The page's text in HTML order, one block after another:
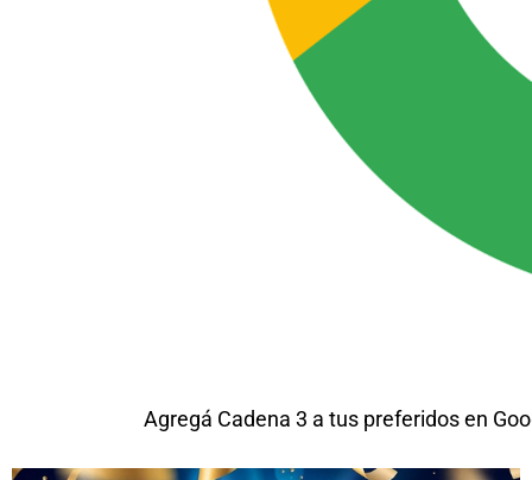
Agregá Cadena 3 a tus preferidos en